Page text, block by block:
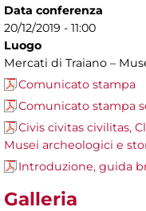
Data conferenza
20/12/2019 - 11:00
Luogo
Mercati di Traiano –
Comunicato stampa
Comunicato stampa
Civis civitas civilitas,
Musei archeologici e
Introduzione, guida
Galleria